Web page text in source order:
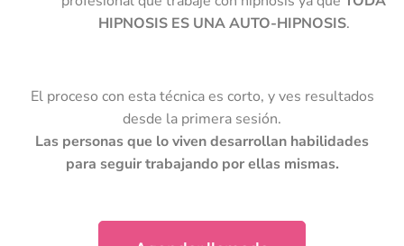
HIPNOSIS ES UNA AUTO-HIPNOSIS.
El proceso con esta técnica es corto, y ves resultados
desde la primera sesión.
Las personas que lo viven desarrollan habilidades
para seguir trabajando por ellas mismas.